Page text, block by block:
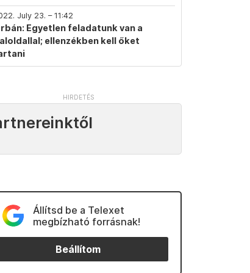
July 23. – 11:42
Egyetlen feladatunk van a
ellenzékben kell őket
Állítsd be a Telexet
megbízható forrásnak!
Beállítom